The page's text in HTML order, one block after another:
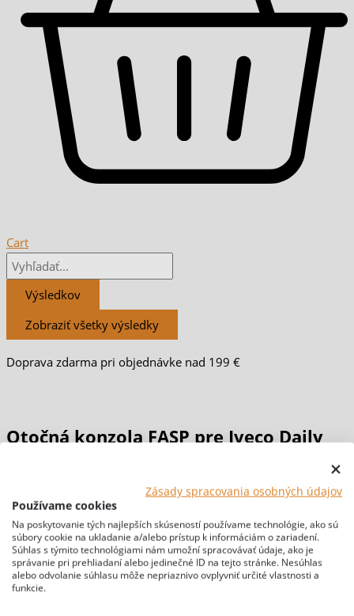
Cart
Výsledkov
Zobraziť všetky výsledky
Doprava zdarma pri objednávke nad 199 €
Otočná konzola FASP pre Iveco Daily
Domov PRESTAVBY & MATERIÁLY /
OTOČNÉ
KONZOLY/ Otočná konzola FASP pre Iveco Daily od 1999
[br-wapl-all]
Zásady spracovania osobných údajov
Používame cookies
Na poskytovanie tých najlepších skúseností používame technológie, ako sú
súbory cookie na ukladanie a/alebo prístup k informáciám o zariadení.
Súhlas s týmito technológiami nám umožní spracovávať údaje, ako je
správanie pri prehliadaní alebo jedinečné ID na tejto stránke. Nesúhlas
alebo odvolanie súhlasu môže nepriaznivo ovplyvniť určité vlastnosti a
funkcie.